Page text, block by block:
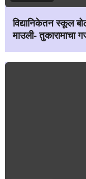
विद्यानिकेतन स्कूल
माउली- तुकारामाचा